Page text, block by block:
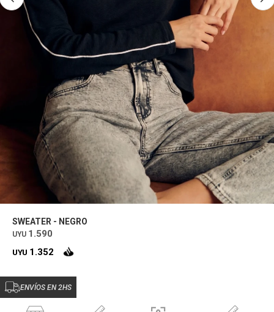
SWEATER - NEGRO
UYU 1.590
UYU 1.352
ENVÍOS EN 2HS